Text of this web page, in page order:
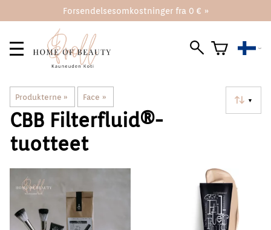
Forsendelsesomkostninger fra 0 € »
Produkterne ‪» Face ‪» ▼
CBB Filterfluid®️-
tuotteet